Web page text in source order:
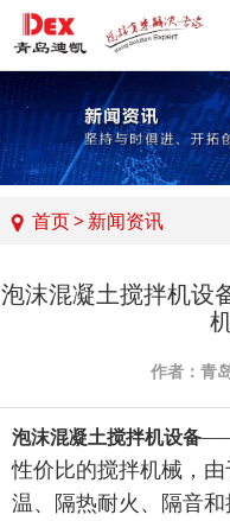
首页>新闻资讯
泡沫混凝土搅拌机设
作者：青
泡沫混凝土搅拌机设备
性价比的搅拌机械，
温、隔热耐火、隔音